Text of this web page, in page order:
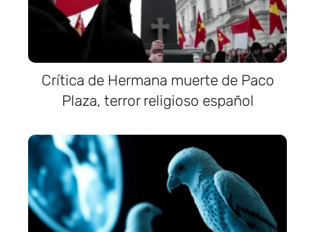
Crítica de Hermana muerte de Paco
Plaza, terror religioso español